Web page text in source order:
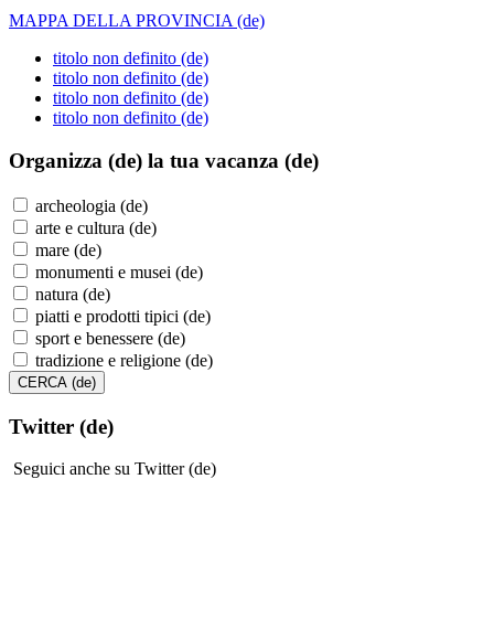
MAPPA DELLA PROVINCIA (de)
titolo non definito (de)
titolo non definito (de)
titolo non definito (de)
titolo non definito (de)
Organizza (de) la tua vacanza (de)
archeologia (de)
arte e cultura (de)
mare (de)
monumenti e musei (de)
natura (de)
piatti e prodotti tipici (de)
sport e benessere (de)
tradizione e religione (de)
Twitter (de)
Seguici anche su Twitter (de)